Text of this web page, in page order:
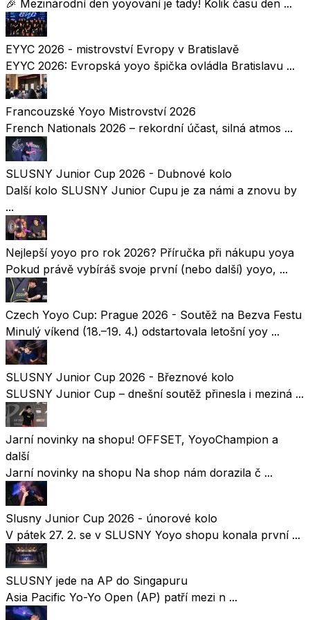
🎉 Mezinárodní den yoyování je tady! Kolik času den ...
EYYC 2026 - mistrovství Evropy v Bratislavě
EYYC 2026: Evropská yoyo špička ovládla Bratislavu ...
Francouzské Yoyo Mistrovství 2026
French Nationals 2026 – rekordní účast, silná atmos ...
SLUSNY Junior Cup 2026 - Dubnové kolo
Další kolo SLUSNY Junior Cupu je za námi a znovu by
...
Nejlepší yoyo pro rok 2026? Příručka při nákupu yoya
Pokud právě vybíráš svoje první (nebo další) yoyo, ...
Czech Yoyo Cup: Prague 2026 - Soutěž na Bezva Festu
Minulý víkend (18.–19. 4.) odstartovala letošní yoy ...
SLUSNY Junior Cup 2026 - Březnové kolo
SLUSNY Junior Cup – dnešní soutěž přinesla i meziná ...
Jarní novinky na shopu! OFFSET, YoyoChampion a
další
Jarní novinky na shopu Na shop nám dorazila č ...
Slusny Junior Cup 2026 - únorové kolo
V pátek 27. 2. se v SLUSNY Yoyo shopu konala první ...
SLUSNY jede na AP do Singapuru
Asia Pacific Yo-Yo Open (AP) patří mezi n ...